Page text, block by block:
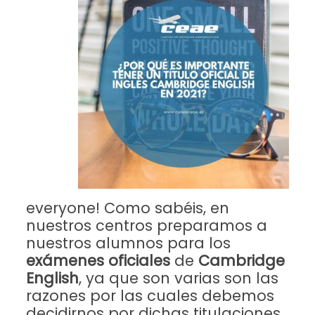
everyone! Como sabéis, en
nuestros centros preparamos a
nuestros alumnos para los
exámenes oficialesde Cambridge
English, ya que son varias son las
razones por las cuales debemos